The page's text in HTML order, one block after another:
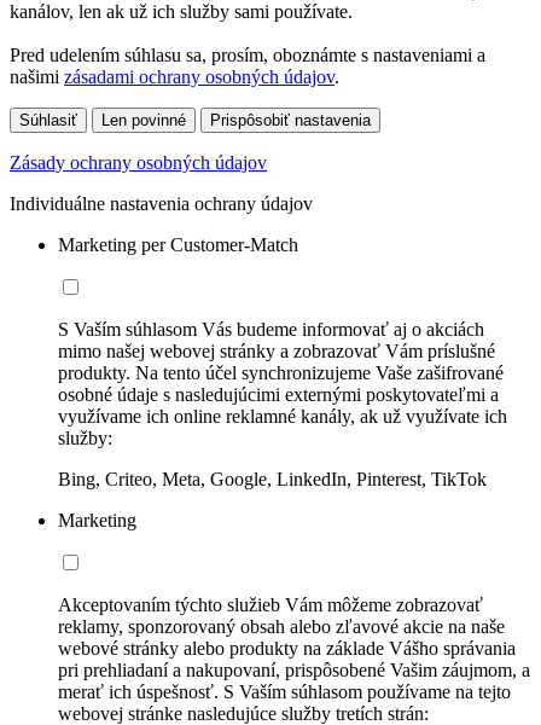
kanálov, len ak už ich služby sami používate.
Pred udelením súhlasu sa, prosím, oboznámte s nastaveniami a
našimi zásadami ochrany osobných údajov.
Súhlasiť Len povinné Prispôsobiť nastavenia
Zásady ochrany osobných údajov
Individuálne nastavenia ochrany údajov
Marketing per Customer-Match
S Vaším súhlasom Vás budeme informovať aj o akciách
mimo našej webovej stránky a zobrazovať Vám príslušné
produkty. Na tento účel synchronizujeme Vaše zašifrované
osobné údaje s nasledujúcimi externými poskytovateľmi a
využívame ich online reklamné kanály, ak už využívate ich
služby:
Bing, Criteo, Meta, Google, LinkedIn, Pinterest, TikTok
Marketing
Akceptovaním týchto služieb Vám môžeme zobrazovať
reklamy, sponzorovaný obsah alebo zľavové akcie na naše
webové stránky alebo produkty na základe Vášho správania
pri prehliadaní a nakupovaní, prispôsobené Vašim záujmom, a
merať ich úspešnosť. S Vaším súhlasom používame na tejto
webovej stránke nasledujúce služby tretích strán: